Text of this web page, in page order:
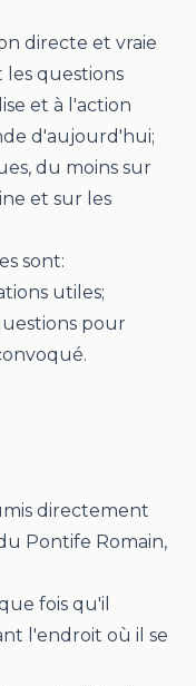
directe et vraie
les questions
et à l'action
d'aujourd'hui;
du moins sur
et sur les
sont:
utiles;
pour
directement
Pontife Romain,
fois qu'il
l'endroit où il se